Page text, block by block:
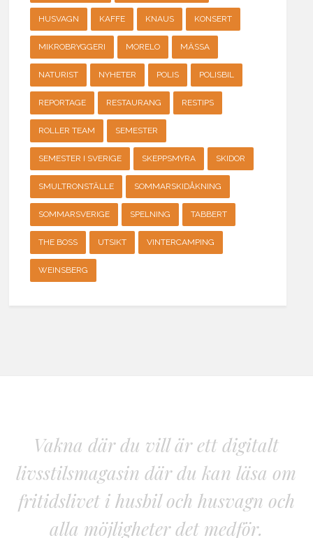
HUSVAGN KAFFE KNAUS KONSERT
MIKROBRYGGERI MORELO MÄSSA
NATURIST NYHETER POLIS POLISBIL
REPORTAGE RESTAURANG RESTIPS
ROLLER TEAM SEMESTER
SEMESTER I SVERIGE SKEPPSMYRA SKIDOR
SMULTRONSTÄLLE SOMMARSKIDÅKNING
SOMMARSVERIGE SPELNING TABBERT
THE BOSS UTSIKT VINTERCAMPING
WEINSBERG
Vakna där du vill är ett digitalt
livsstilsmagasin där du kan läsa om
fritidslivet i husbil och husvagn och
alla möjligheter det medför.